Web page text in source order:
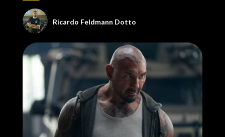
Ricardo Feldmann Dotto